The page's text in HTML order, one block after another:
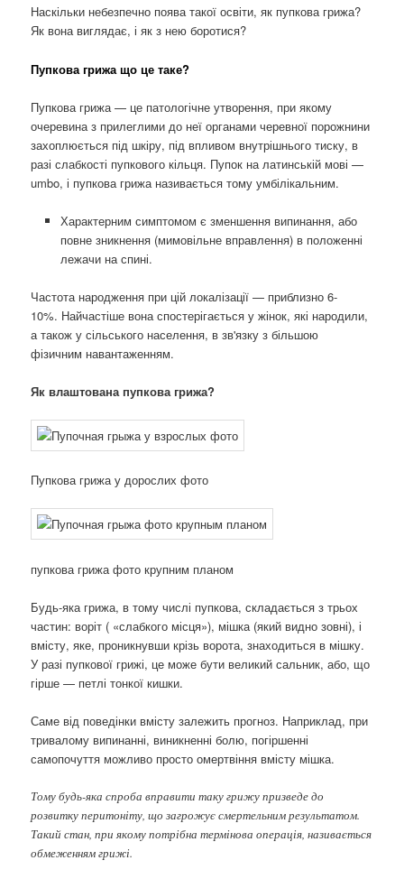
Наскільки небезпечно поява такої освіти, як пупкова грижа?
Як вона виглядає, і як з нею боротися?
Пупкова грижа що це таке?
Пупкова грижа — це патологічне утворення, при якому
очеревина з прилеглими до неї органами черевної порожнини
захоплюється під шкіру, під впливом внутрішнього тиску, в
разі слабкості пупкового кільця. Пупок на латинській мові —
umbo, і пупкова грижа називається тому умбілікальним.
Характерним симптомом є зменшення випинання, або
повне зникнення (мимовільне вправлення) в положенні
лежачи на спині.
Частота народження при цій локалізації — приблизно 6-
10%. Найчастіше вона спостерігається у жінок, які народили,
а також у сільського населення, в зв'язку з більшою
фізичним навантаженням.
Як влаштована пупкова грижа?
Пупкова грижа у дорослих фото
пупкова грижа фото крупним планом
Будь-яка грижа, в тому числі пупкова, складається з трьох
частин: воріт ( «слабкого місця»), мішка (який видно зовні), і
вмісту, яке, проникнувши крізь ворота, знаходиться в мішку.
У разі пупкової грижі, це може бути великий сальник, або, що
гірше — петлі тонкої кишки.
Саме від поведінки вмісту залежить прогноз. Наприклад, при
тривалому випинанні, виникненні болю, погіршенні
самопочуття можливо просто омертвіння вмісту мішка.
Тому будь-яка спроба вправити таку грижу призведе до
розвитку перитоніту, що загрожує смертельним результатом.
Такий стан, при якому потрібна термінова операція, називається
обмеженням грижі.